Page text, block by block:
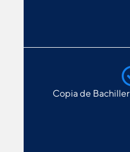
Copia de